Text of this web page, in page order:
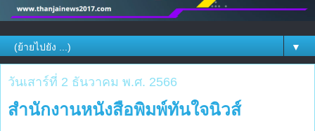
▼
วันเสาร์ที่ 2 ธันวาคม พ.ศ. 2566
สำนักงานหนังสือพิมพ์ทันใจนิวส์